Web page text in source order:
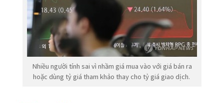
Nhiều người tính sai vì nhầm giá mua vào với giá bán ra
hoặc dùng tỷ giá tham khảo thay cho tỷ giá giao dịch.